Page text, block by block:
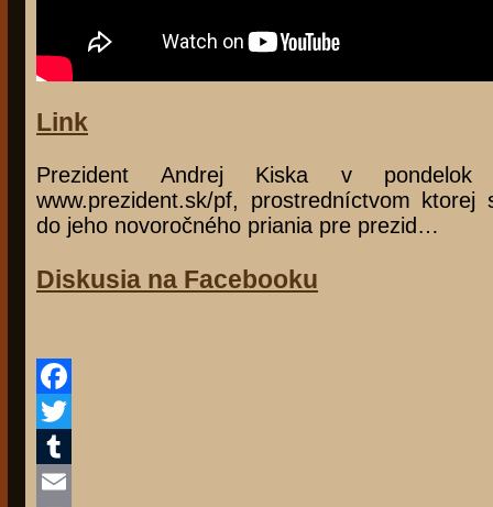
Link
Prezident Andrej Kiska v pondelok
www.prezident.sk/pf, prostredníctvom
do jeho novoročného priania pre prezid…
Diskusia na Facebooku
Facebook
Twitter
Tumblr